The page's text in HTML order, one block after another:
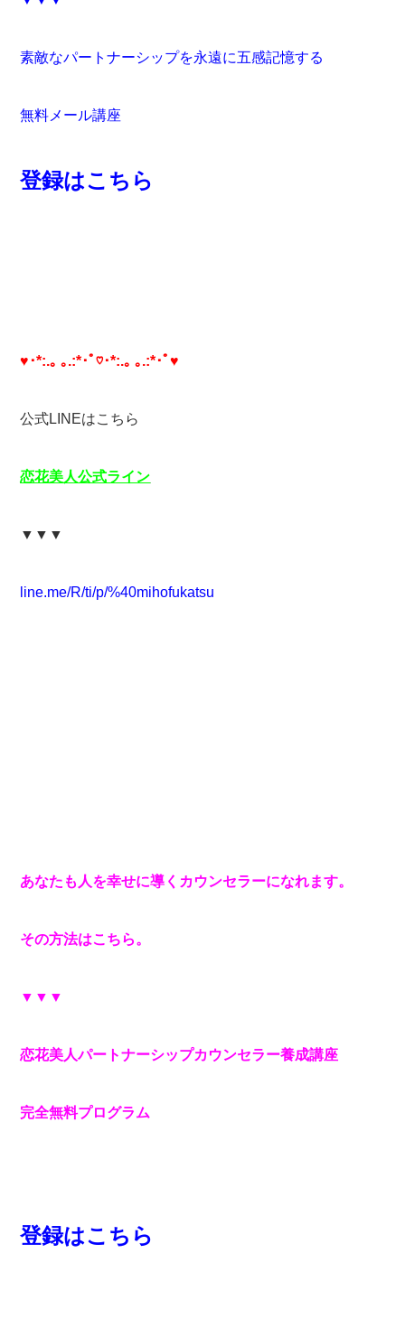
素敵なパートナーシップを永遠に五感記憶する
無料メール講座
登録はこちら
♥･*:.｡ ｡.:*･ﾟ♡･*:.｡ ｡.:*･ﾟ♥
公式LINEはこちら
恋花美人公式ライン
▼▼▼
line.me/R/ti/p/%40mihofukatsu
あなたも人を幸せに導くカウンセラーになれます。
その方法はこちら。
▼▼▼
恋花美人パートナーシップカウンセラー養成講座
完全無料プログラム
登録はこちら